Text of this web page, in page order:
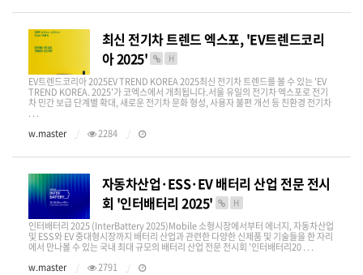
최신 전기차 트렌드 엑스포, 'EV트렌드코리
아 2025'
H
EV트렌드코리아 2025EV TREND KOREA 2025최신 전기차 트렌드를 볼 수 있는 'EV
TREND KOREA. 2025'가 코엑스에서 개최됩니다.서울 유일의 전기차 엑스포로 전기
차 민간 보급 단계별 확대, 새로운 전기차 문화 형성, 사용자 불편 개선 등 친환경 전기차
. . .
w.master
2284
자동차산업·ESS·EV 배터리 산업 전문 전시
회 '인터배터리 2025'
H
인터배터리 2025 (InterBattery 2025)Mobile 소형시장에서부터 에너지, 자동차산업
및 ESS와 EV 중대형시장까지 배터리 산업과 관련한 다양한 신제품 및 기술들을 한 자리
에서 만나볼 수 있는 국내 최대 규모의 배터리 산업 전문 전시회 '인터배터리20 . . .
w.master
2791